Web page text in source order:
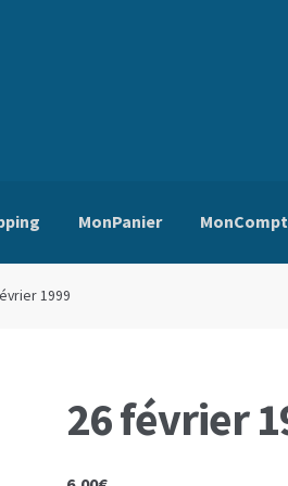
MonPanier
Générales de Vente
1999
26 février